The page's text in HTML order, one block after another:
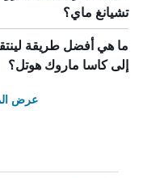
تشيانغ ماي؟
ما هي أفضل طريقة
إلى كاسا ماروك هوتل؟
عرض